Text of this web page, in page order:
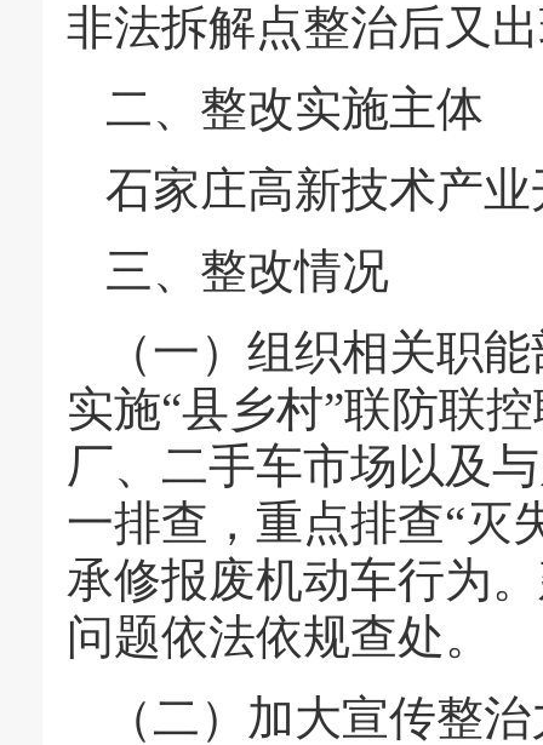
非法拆解点整治后又
二、整改实施主体
石家庄高新技术产
三、整改情况
（一）组织相关职
实施“县乡村”联防联
厂、二手车市场以及
一排查，重点排查“灭
承修报废机动车行为
问题依法依规查处。
（二）加大宣传整